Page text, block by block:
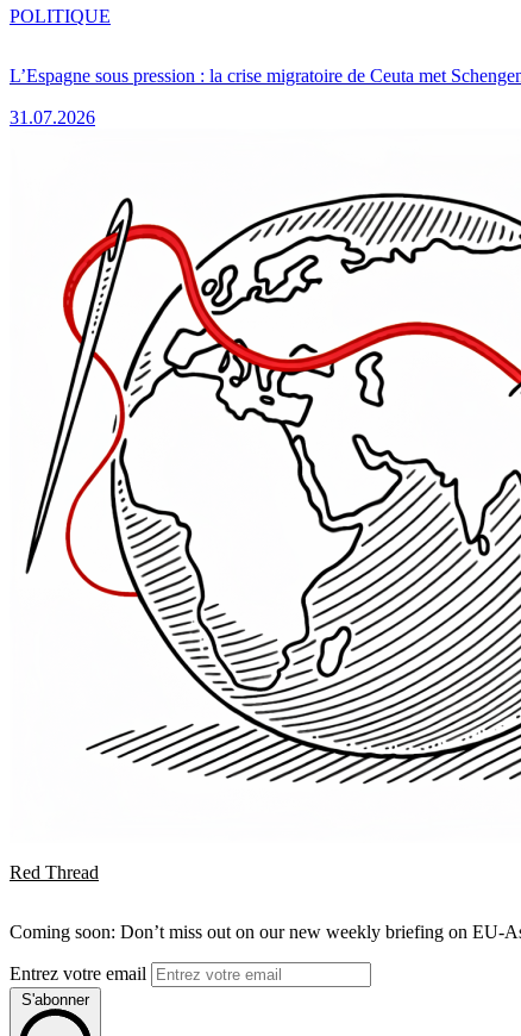
L’Espagne sous pression : la crise migratoire de Ceuta met
31.07.2026
POLITIQUE
Red Thread
Coming soon: Don’t miss out on our new weekly briefing on EU-
Entrez votre email
S'abonner